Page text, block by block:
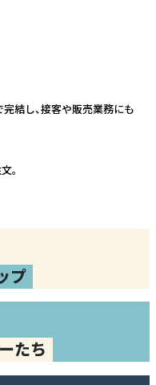
結し、接客や販売業務にも
。
プ
たち